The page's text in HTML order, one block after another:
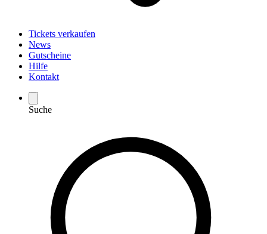
Tickets verkaufen
News
Gutscheine
Hilfe
Kontakt
Suche